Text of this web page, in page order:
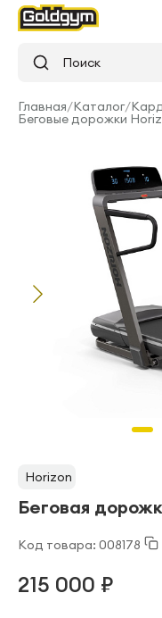
Поиск
Главная/Каталог/
Беговые дорожки
Horizon
Беговая
Код товара: 008178
215 000 ₽